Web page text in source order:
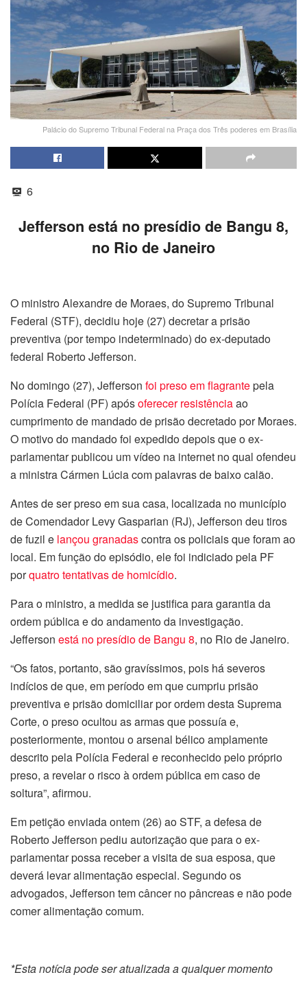
Palácio do Supremo Tribunal Federal na Praça dos Três poderes em Brasília
6
Jefferson está no presídio de Bangu 8,
no Rio de Janeiro
O ministro Alexandre de Moraes, do Supremo Tribunal
Federal (STF), decidiu hoje (27) decretar a prisão
preventiva (por tempo indeterminado) do ex-deputado
federal Roberto Jefferson.
No domingo (27), Jefferson foi preso em flagrantepela
Polícia Federal (PF) apósoferecer resistênciaao
cumprimento de mandado de prisão decretado por Moraes.
O motivo do mandado foi expedido depois que o ex-
parlamentar publicou um vídeo na internet no qual ofendeu
a ministra Cármen Lúcia com palavras de baixo calão.
Antes de ser preso em sua casa, localizada no município
de Comendador Levy Gasparian (RJ), Jefferson deu tiros
de fuzil e lançou granadascontra os policiais que foram ao
local. Em função do episódio, ele foi indiciado pela PF
porquatro tentativas de homicídio.
Para o ministro, a medida se justifica para garantia da
ordem pública e do andamento da investigação.
Jefferson está no presídio de Bangu 8, no Rio de Janeiro.
“Os fatos, portanto, são gravíssimos, pois há severos
indícios de que, em período em que cumpriu prisão
preventiva e prisão domiciliar por ordem desta Suprema
Corte, o preso ocultou as armas que possuía e,
posteriormente, montou o arsenal bélico amplamente
descrito pela Polícia Federal e reconhecido pelo próprio
preso, a revelar o risco à ordem pública em caso de
soltura”, afirmou.
Em petição enviada ontem (26) ao STF, a defesa de
Roberto Jefferson pediu autorização que para o ex-
parlamentar possa receber a visita de sua esposa, que
deverá levar alimentação especial. Segundo os
advogados, Jefferson tem câncer no pâncreas e não pode
comer alimentação comum.
*Esta notícia pode ser atualizada a qualquer momento